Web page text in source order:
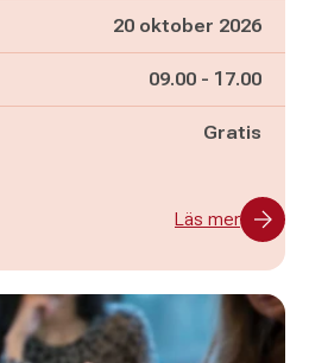
20 oktober 2026
Pågår mellan
09.00 - och
17.00
Gratis
Läs mer